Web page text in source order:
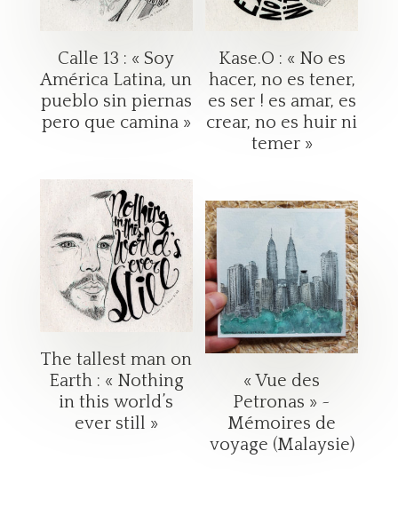
Calle 13 : « Soy
América Latina, un
pueblo sin piernas
pero que camina »
Kase.O : « No es
hacer, no es tener,
es ser ! es amar, es
crear, no es huir ni
temer »
The tallest man on
Earth : « Nothing
in this world’s
ever still »
« Vue des
Petronas » ~
Mémoires de
voyage (Malaysie)